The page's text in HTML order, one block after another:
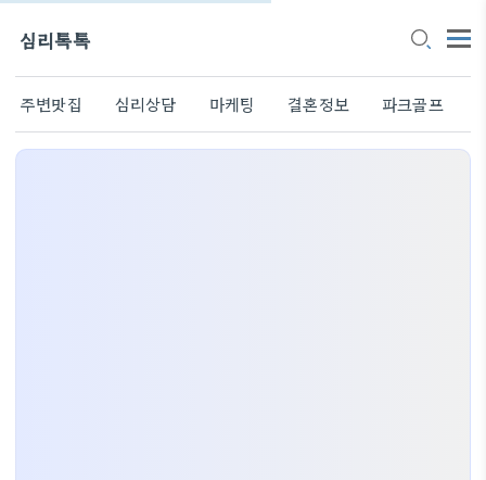
심리톡톡
주변맛집 심리상담 마케팅 결혼정보 파크골프